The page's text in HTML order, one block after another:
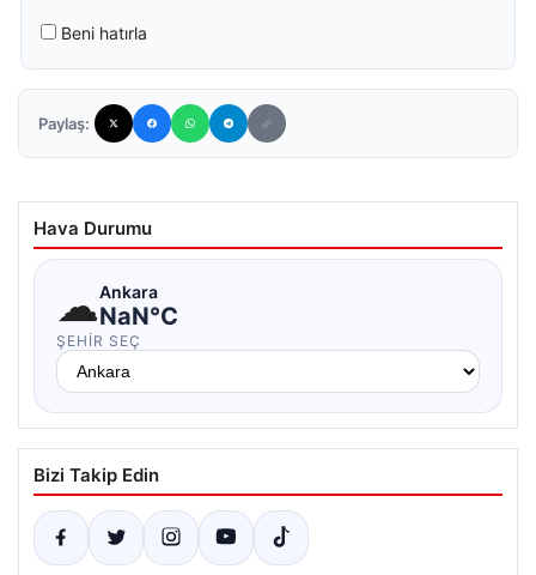
Beni hatırla
Paylaş:
Hava Durumu
☁Ankara
NaN°C
ŞEHIR SEÇ
Bizi Takip Edin